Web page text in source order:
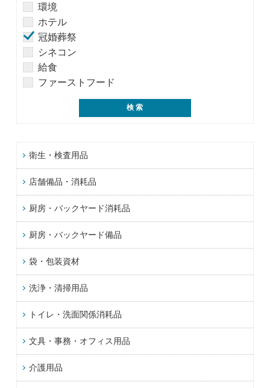
環境
ホテル
冠婚葬祭
シネコン
給食
ファーストフード
衛生・検査用品
店舗備品・消耗品
厨房・バックヤード消耗品
厨房・バックヤード備品
袋・包装資材
洗浄・清掃用品
トイレ・洗面関係消耗品
文具・事務・オフィス用品
介護用品